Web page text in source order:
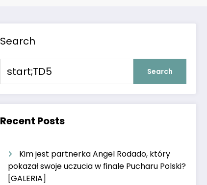
Search
Search
Recent Posts
Kim jest partnerka Angel Rodado, który
pokazał swoje uczucia w finale Pucharu Polski?
[GALERIA]